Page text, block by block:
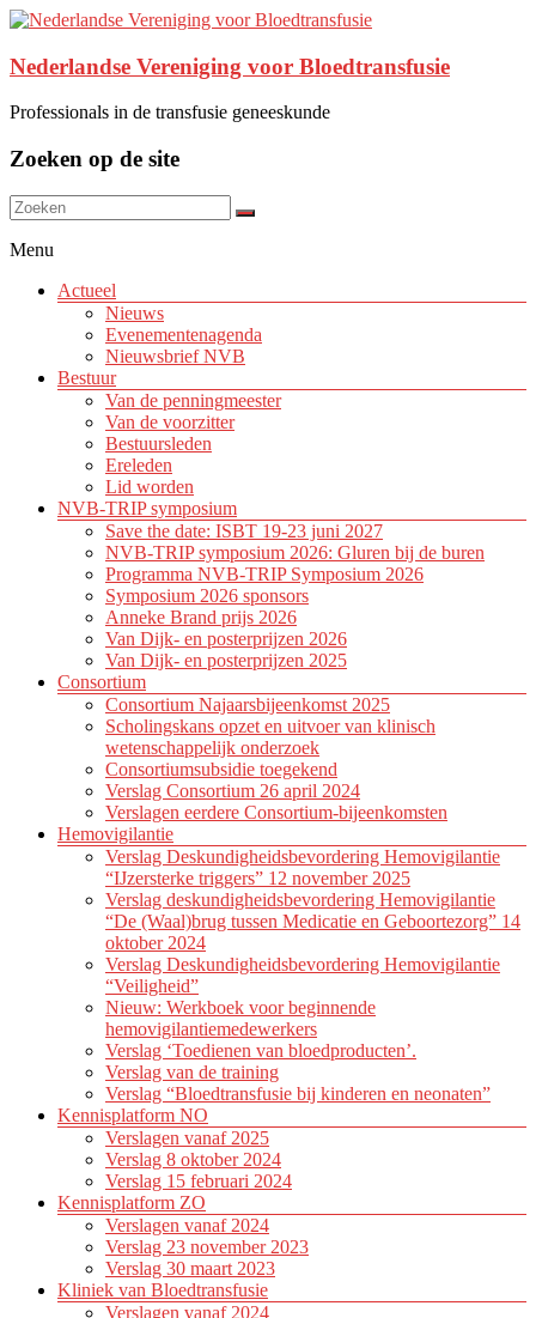
Nederlandse Vereniging voor Bloedtransfusie
Professionals in de transfusie geneeskunde
Zoeken op de site
Menu
Actueel
Nieuws
Evenementenagenda
Nieuwsbrief NVB
Bestuur
Van de penningmeester
Van de voorzitter
Bestuursleden
Ereleden
Lid worden
NVB-TRIP symposium
Save the date: ISBT 19-23 juni 2027
NVB-TRIP symposium 2026: Gluren bij de buren
Programma NVB-TRIP Symposium 2026
Symposium 2026 sponsors
Anneke Brand prijs 2026
Van Dijk- en posterprijzen 2026
Van Dijk- en posterprijzen 2025
Consortium
Consortium Najaarsbijeenkomst 2025
Scholingskans opzet en uitvoer van klinisch
wetenschappelijk onderzoek
Consortiumsubsidie toegekend
Verslag Consortium 26 april 2024
Verslagen eerdere Consortium-bijeenkomsten
Hemovigilantie
Verslag Deskundigheidsbevordering Hemovigilantie
“IJzersterke triggers” 12 november 2025
Verslag deskundigheidsbevordering Hemovigilantie
“De (Waal)brug tussen Medicatie en Geboortezorg” 14
oktober 2024
Verslag Deskundigheidsbevordering Hemovigilantie
“Veiligheid”
Nieuw: Werkboek voor beginnende
hemovigilantiemedewerkers
Verslag ‘Toedienen van bloedproducten’.
Verslag van de training
Verslag “Bloedtransfusie bij kinderen en neonaten”
Kennisplatform NO
Verslagen vanaf 2025
Verslag 8 oktober 2024
Verslag 15 februari 2024
Kennisplatform ZO
Verslagen vanaf 2024
Verslag 23 november 2023
Verslag 30 maart 2023
Kliniek van Bloedtransfusie
Verslagen vanaf 2024